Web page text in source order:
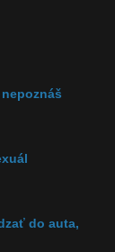
do auta,